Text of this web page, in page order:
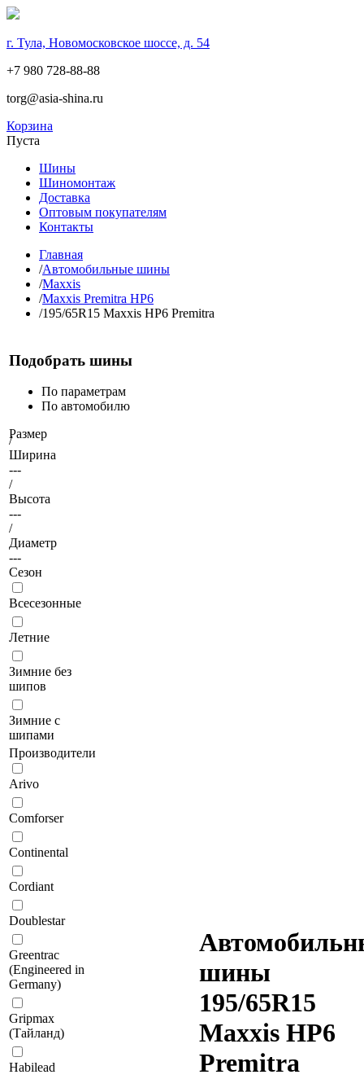
г. Тула, Новомосковское шоссе, д. 54
+7 980 728-88-88
torg@asia-shina.ru
Корзина
Пуста
Шины
Шиномонтаж
Доставка
Оптовым покупателям
Контакты
Главная
/Автомобильные шины
/Maxxis
/Maxxis Premitra HP6
/195/65R15 Maxxis HP6 Premitra
Подобрать шины
По параметрам
По автомобилю
Размер
/
Ширина
---
/
Высота
---
/
Диаметр
---
Сезон
Всесезонные
Летние
Зимние без
шипов
Зимние с
шипами
Производители
Arivo
Comforser
Continental
Cordiant
Doublestar
Greentrac
(Engineered in
Germany)
Gripmax
(Тайланд)
Habilead
шины
195/65R15
Maxxis HP6
Premitra